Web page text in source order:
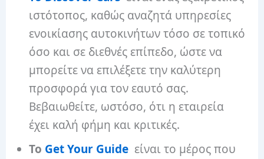
ιστότοπος, καθώς αναζητά υπηρεσίες
ενοικίασης αυτοκινήτων τόσο σε τοπικό
όσο και σε διεθνές επίπεδο, ώστε να
μπορείτε να επιλέξετε την καλύτερη
προσφορά για τον εαυτό σας.
Βεβαιωθείτε, ωστόσο, ότι η εταιρεία
έχει καλή φήμη και κριτικές.
Το Get Your Guide είναι το μέρος που